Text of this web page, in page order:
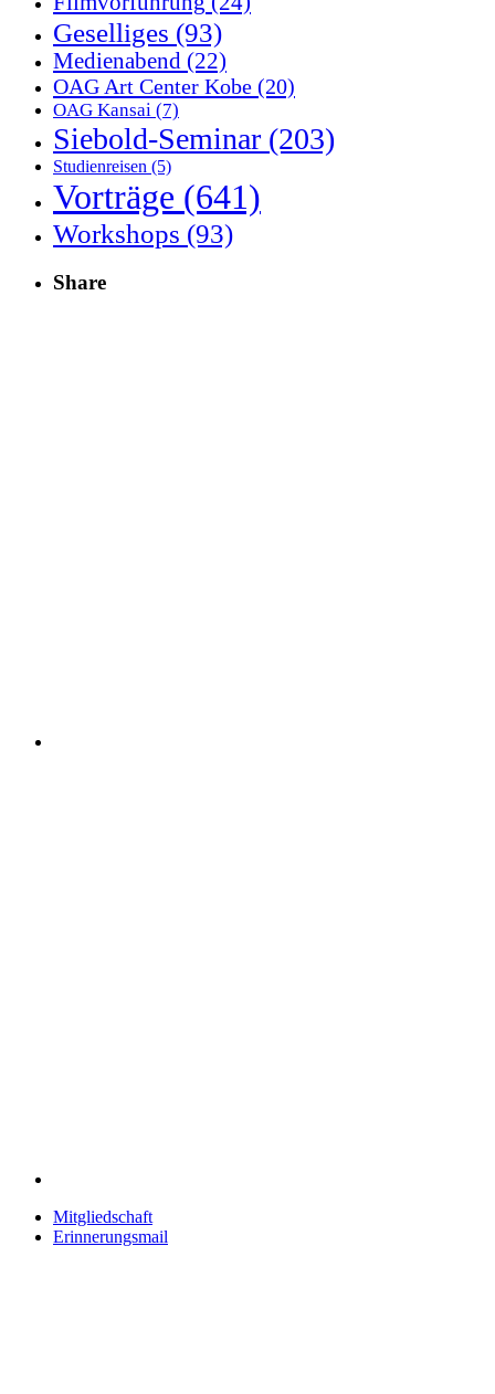
Geselliges (93)
Medienabend (22)
OAG Art Center Kobe (20)
OAG Kansai (7)
Siebold-Seminar (203)
Studienreisen (5)
Vorträge (641)
Workshops (93)
Share
Mitgliedschaft
Erinnerungsmail